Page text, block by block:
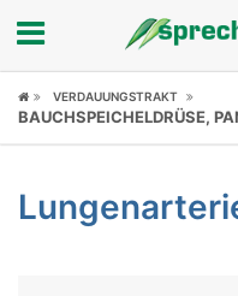
Fokus
Symptome
VERDAUUNGSTRAKT
BAUCHSPEICHELDRÜSE,